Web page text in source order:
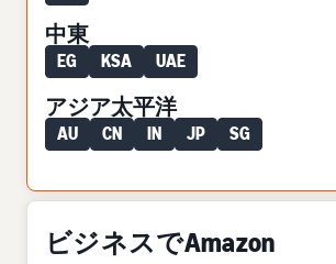
中東
EG KSA UAE
アジア太平洋
AU CN IN JP SG
ビジネスでAmazon